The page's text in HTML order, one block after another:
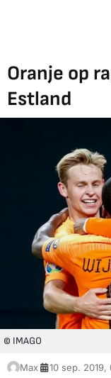
Oranje op
Estland
© IMAGO
Max 10 sep. 2019,